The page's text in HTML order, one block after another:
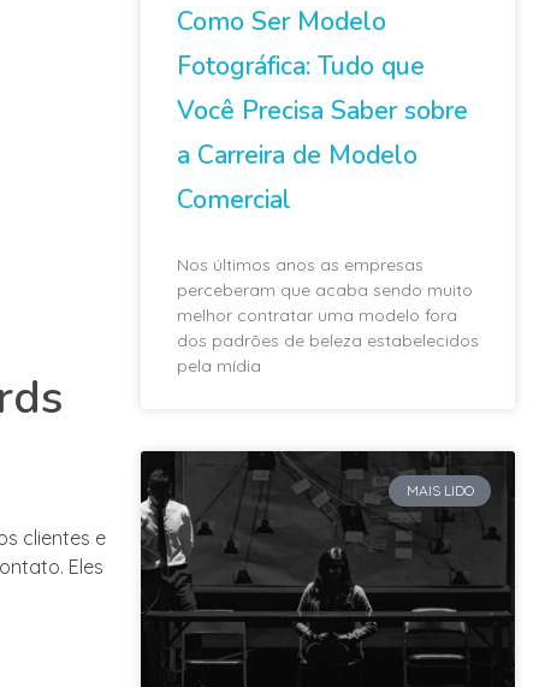
clientes e
Eles
Como Ser Modelo
Fotográfica: Tudo que
Você Precisa Saber sobre
a Carreira de Modelo
Comercial
Nos últimos anos as empresas
perceberam que acaba sendo muito
melhor contratar uma modelo fora
dos padrões de beleza estabelecidos
pela mídia
MAIS LIDO